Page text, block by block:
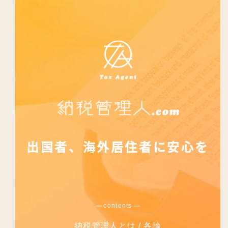
出国者、 海外居住者に安心を
contents
納税管理人とは 各論